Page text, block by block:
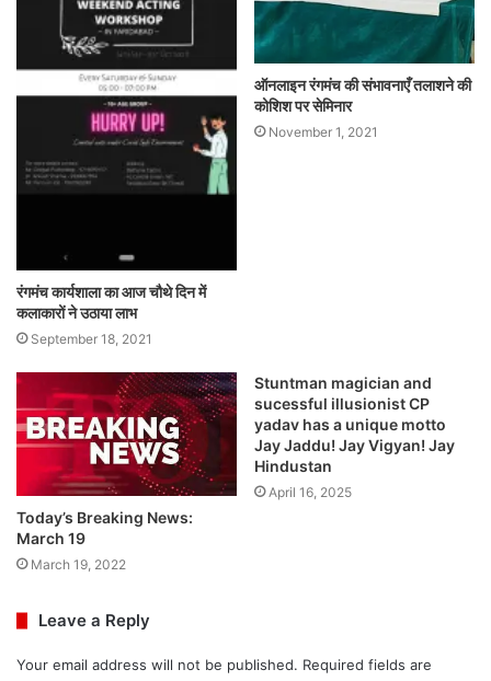
रंगमंच कार्यशाला का आज चौथे दिन में
कलाकारों ने उठाया लाभ
September 18, 2021
ऑनलाइन रंगमंच की संभावनाएँ तलाशने की
कोशिश पर सेमिनार
November 1, 2021
Today’s Breaking News:
March 19
March 19, 2022
Stuntman magician and
sucessful illusionist CP
yadav has a unique motto
Jay Jaddu! Jay Vigyan! Jay
Hindustan
April 16, 2025
Leave a Reply
Your email address will not be published. Required fields are